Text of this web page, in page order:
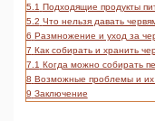
5.1 Подходящие продукты
5.2 Что нельзя давать
6 Размножение и уход за
7 Как собирать и хранить
7.1 Когда можно собирать
8 Возможные проблемы и
9 Заключение